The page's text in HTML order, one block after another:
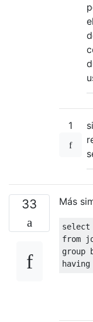
1
33 Más
select
from
group
having